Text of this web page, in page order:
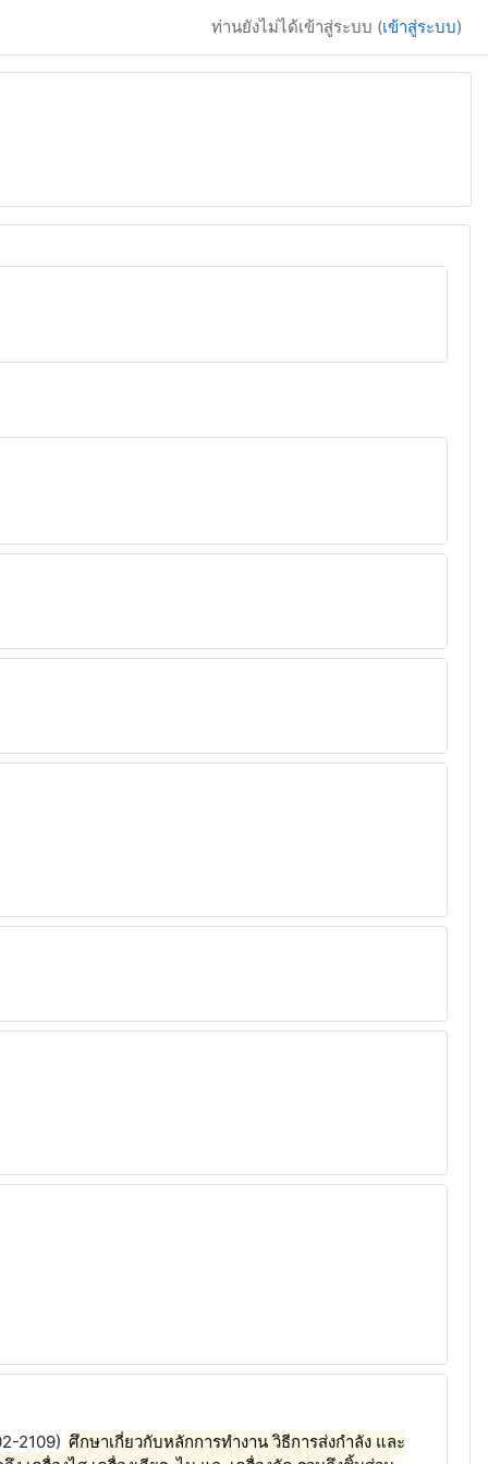
ท่านยังไม่ได้เข้าสู่ระบบ (เข้าสู่ระบบ)
2109) ศึกษาเกี่ยวกับหลักการทำงาน วิธีการส่งกำลัง และ